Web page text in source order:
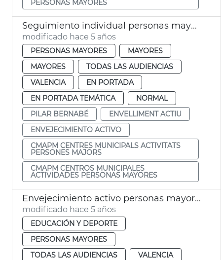
PERSONAS MAYORES
Seguimiento individual personas mayores
modificado hace 5 años
PERSONAS MAYORES
MAYORES
MAYORES
TODAS LAS AUDIENCIAS
VALENCIA
EN PORTADA
EN PORTADA TEMÁTICA
NORMAL
PILAR BERNABÉ
ENVELLIMENT ACTIU
ENVEJECIMIENTO ACTIVO
CMAPM CENTRES MUNICIPALS ACTIVITATS
PERSONES MAJORS
CMAPM CENTROS MUNICIPALES
ACTIVIDADES PERSONAS MAYORES
Envejecimiento activo personas mayores
modificado hace 5 años
EDUCACIÓN Y DEPORTE
PERSONAS MAYORES
TODAS LAS AUDIENCIAS
VALENCIA